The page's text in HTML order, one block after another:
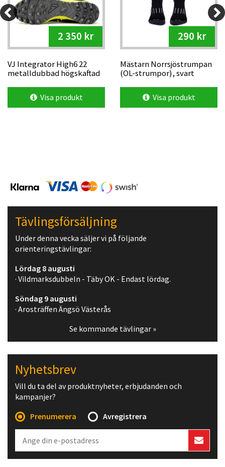
2 350 kr
VJ Integrator High6 22
metalldubbad högskaftad
Visa produkt
290 kr
Mästarn Norrsjöstrumpan
(OL-strumpor), svart
Visa produkt
Tävlingsförsäljning
Under denna vecka säljer vi på följande
orienteringstävlingar:
Lördag 8 augusti
· Vildmarksdubbeln - Täby OK - Endast lördag.
Söndag 9 augusti
· Arosträffen Ängsö Västerås
Se kommande tävlingar »
Nyhetsbrev
Vill du ta del av produktnyheter, erbjudanden och
kampanjer?
Prenumerera
Avregistrera